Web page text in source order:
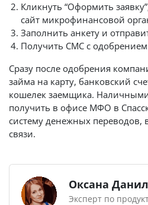
Кликнуть “Оформить
сайт микрофинансовой
Заполнить анкету и
Получить СМС с
Сразу после одобрения
займа на карту, банковский
кошелек заемщика.
получить в офисе МФО в
систему денежных переводов,
связи.
Оксана
Эксперт по